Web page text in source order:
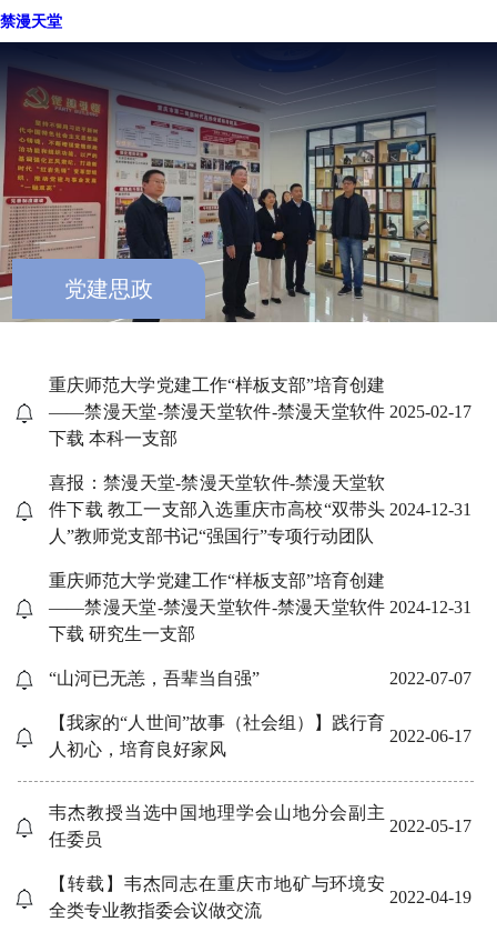
禁漫天堂重庆禁漫天堂
党建思政
重庆师范大学党建工作“样板支部”培育创建
——禁漫天堂-禁漫天堂软件-禁漫天堂软件
下载 本科一支部
2025-02-17
喜报：禁漫天堂-禁漫天堂软件-禁漫天堂软
件下载 教工一支部入选重庆市高校“双带头
人”教师党支部书记“强国行”专项行动团队
2024-12-31
重庆师范大学党建工作“样板支部”培育创建
——禁漫天堂-禁漫天堂软件-禁漫天堂软件
下载 研究生一支部
2024-12-31
“山河已无恙，吾辈当自强” 2022-07-07
【我家的“人世间”故事（社会组）】践行育
人初心，培育良好家风
2022-06-17
韦杰教授当选中国地理学会山地分会副主
任委员
2022-05-17
【转载】韦杰同志在重庆市地矿与环境安
全类专业教指委会议做交流
2022-04-19